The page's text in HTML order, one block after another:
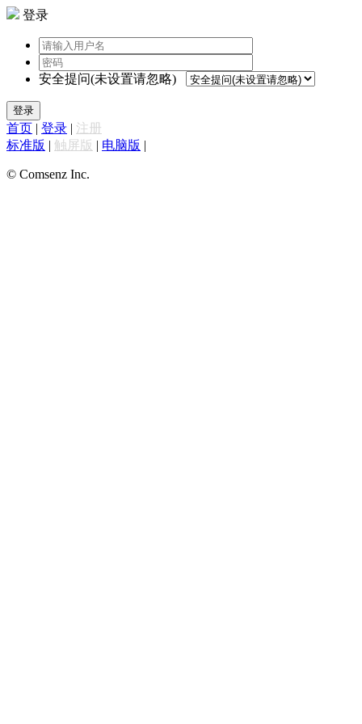
登录
安全提问(未设置请忽略)
登录
首页 | 登录 | 注册
标准版 | 触屏版 | 电脑版 |
© Comsenz Inc.